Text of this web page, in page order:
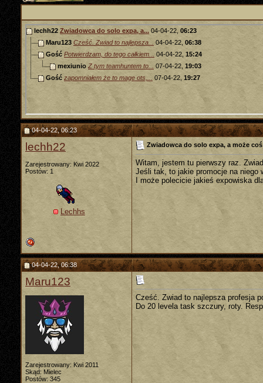
lechh22 Zwiadowca do solo expa, a... 04-04-22, 06:23
Maru123 Cześć. Zwiad to najlepsza... 04-04-22, 06:38
Gość Potwierdzam, do tego całkiem... 04-04-22, 15:24
mexiunio Z tym teamhuntem to... 07-04-22, 19:03
Gość zapomniałem że to mage ots,... 07-04-22, 19:27
04-04-22, 06:23
lechh22
Zarejestrowany: Kwi 2022
Postów: 1
Lechhs
Zwiadowca do solo expa, a może
Witam, jestem tu pierwszy raz.
Jeśli tak, to jakie promocje na niego
I może polecicie jakieś expowiska
04-04-22, 06:38
Maru123
Zarejestrowany: Kwi 2011
Skąd: Mielec
Postów: 345
Cześć. Zwiad to najlepsza profesja
Do 20 levela task szczury, roty.